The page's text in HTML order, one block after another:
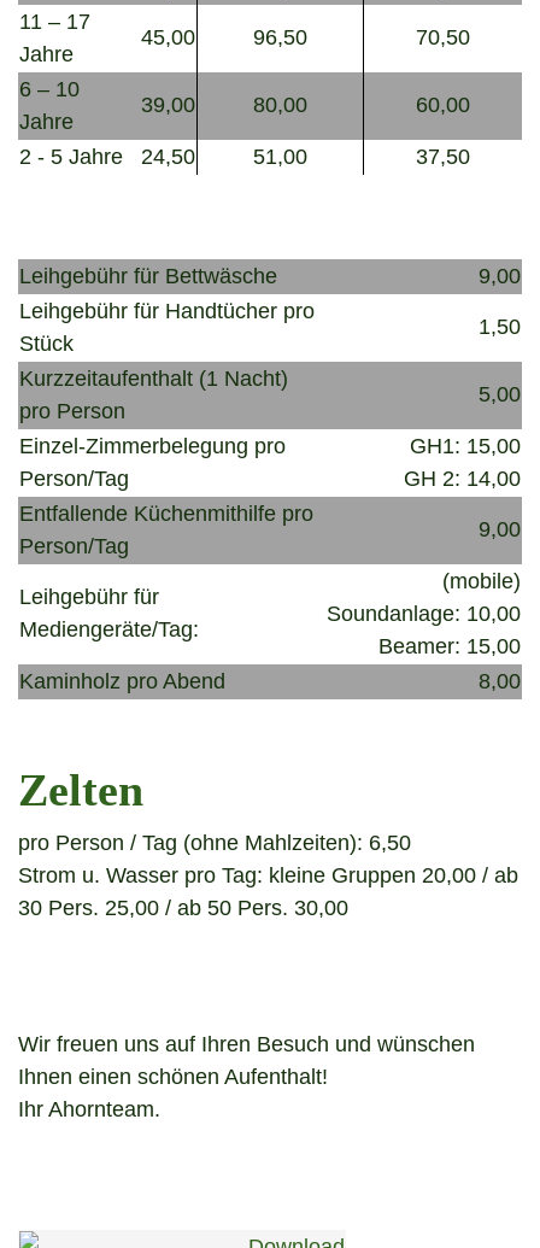
11 – 17
Jahre
45,00 96,50 70,50
6 – 10
Jahre
39,00 80,00 60,00
2 - 5 Jahre 24,50 51,00 37,50
Leihgebühr für Bettwäsche
9,00
Leihgebühr für Handtücher pro
Stück
1,50
Kurzzeitaufenthalt (1 Nacht)
pro Person
5,00
Einzel-Zimmerbelegung pro
Person/Tag
GH1: 15,00
GH 2: 14,00
Entfallende Küchenmithilfe pro
Person/Tag
9,00
Leihgebühr für
Mediengeräte/Tag:
(mobile)
Soundanlage: 10,00
Beamer: 15,00
Kaminholz pro Abend
8,00
Zelten
pro Person / Tag (ohne Mahlzeiten): 6,50
Strom u. Wasser pro Tag: kleine Gruppen 20,00 / ab
30 Pers. 25,00 / ab 50 Pers. 30,00
Wir freuen uns auf Ihren Besuch und wünschen
Ihnen einen schönen Aufenthalt!
Ihr Ahornteam.